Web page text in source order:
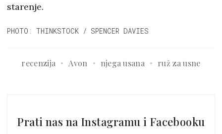
starenje.
PHOTO: THINKSTOCK / SPENCER DAVIES
recenzija Avon njega usana ruž za usne
Prati nas na Instagramu i Facebooku